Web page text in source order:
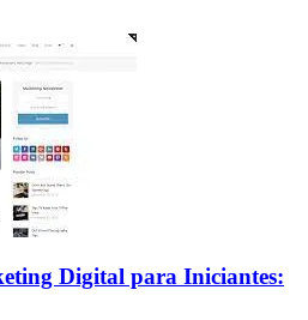
Digital para Iniciantes: